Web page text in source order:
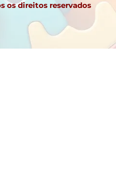
os direitos reservados